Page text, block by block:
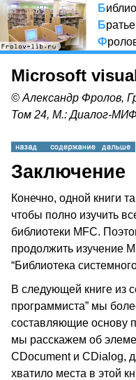
Б
Б
Ф
Microsoft
© Александр Фролов,
Том 24, М.: Диалог-
Заключение
Конечно, одной книги
чтобы полно изучить
библиотеки MFC.
продолжить изучение
“Библиотека
В следующей книге из
программиста” мы
составляющие основу
мы расскажем об
CDocument и СDialog,
хватило места в этой